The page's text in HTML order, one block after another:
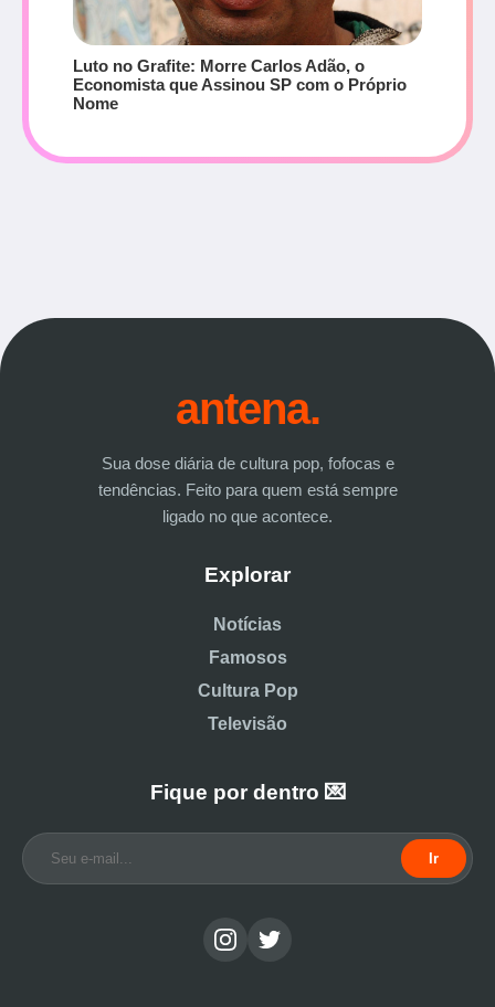
Luto no Grafite: Morre Carlos Adão, o
Economista que Assinou SP com o Próprio
Nome
antena.
Sua dose diária de cultura pop, fofocas e
tendências. Feito para quem está sempre
ligado no que acontece.
Explorar
Notícias
Famosos
Cultura Pop
Televisão
Fique por dentro 💌
Ir